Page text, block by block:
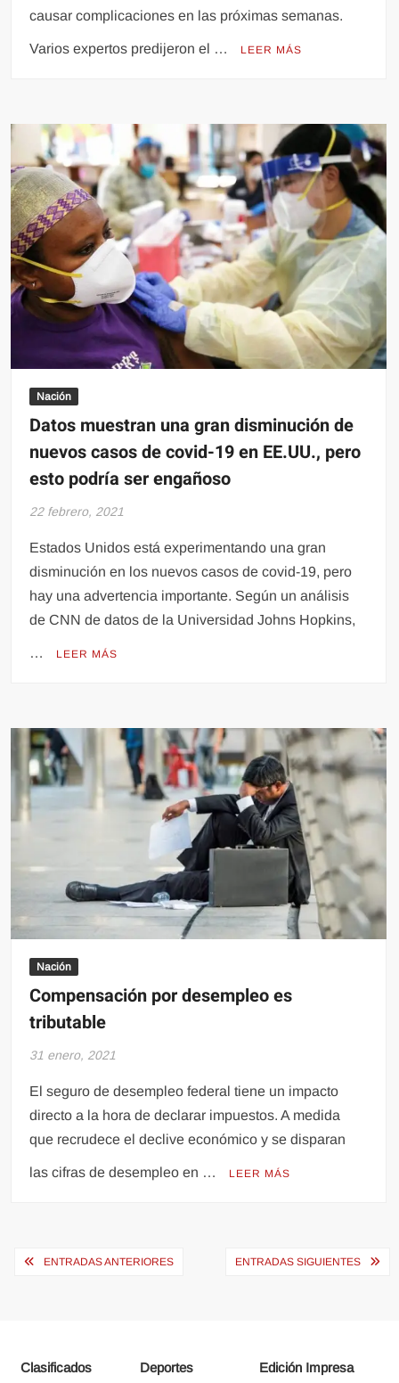
causar complicaciones en las próximas semanas.
Varios expertos predijeron el … LEER MÁS
Nación
Datos muestran una gran disminución de
nuevos casos de covid-19 en EE.UU., pero
esto podría ser engañoso
22 febrero, 2021
Estados Unidos está experimentando una gran
disminución en los nuevos casos de covid-19, pero
hay una advertencia importante. Según un análisis
de CNN de datos de la Universidad Johns Hopkins,
… LEER MÁS
Nación
Compensación por desempleo es
tributable
31 enero, 2021
El seguro de desempleo federal tiene un impacto
directo a la hora de declarar impuestos. A medida
que recrudece el declive económico y se disparan
las cifras de desempleo en … LEER MÁS
Navegación
ENTRADAS ANTERIORES ENTRADAS SIGUIENTES
Clasificados Deportes Edición Impresa